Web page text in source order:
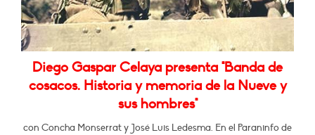
Diego Gaspar Celaya presenta "Banda de
cosacos. Historia y memoria de la Nueve y
sus hombres"
con Concha Monserrat y José Luis Ledesma. En el Paraninfo de